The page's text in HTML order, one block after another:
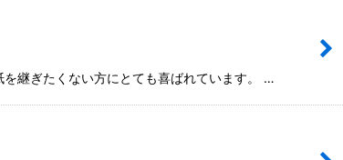
継ぎたくない方にとても喜ばれています。 …